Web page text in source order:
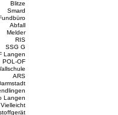
Blitze
Smard
Abfall
Melder
RIS
SSG G
Langen
POL-OF
ARS
Langen
Vielleicht